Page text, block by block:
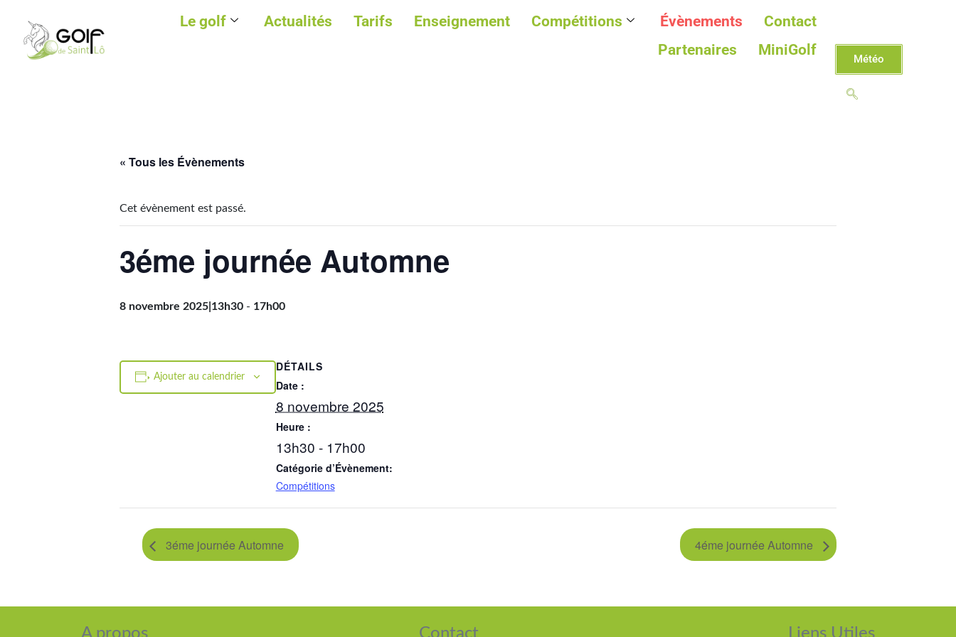
Le golf Actualités Tarifs Enseignement Compétitions Évènements
Contact
Partenaires
MiniGolf
Météo
« Tous les Évènements
Cet évènement est passé.
3éme journée Automne
8 novembre 2025|13h30 - 17h00
Ajouter au calendrier
DÉTAILS
Date :
8 novembre 2025
Heure :
13h30 - 17h00
Catégorie d’Évènement:
Compétitions
3éme journée Automne 4éme journée Automne
A propos Contact Liens Utiles